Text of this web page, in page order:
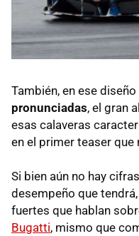
También, en ese
pronunciadas, el gran
esas calaveras
en el primer teaser que
Si bien aún no hay
desempeño que
fuertes que hablan
Bugatti, mismo que